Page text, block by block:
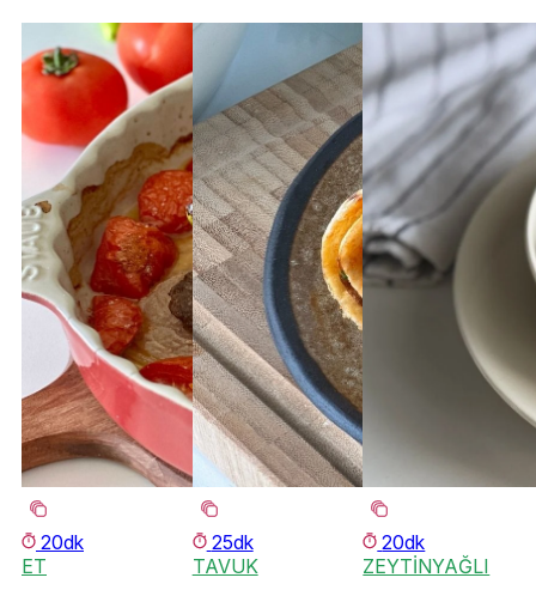
20dk
ET
25dk
TAVUK
20dk
ZEYTİNYAĞLI